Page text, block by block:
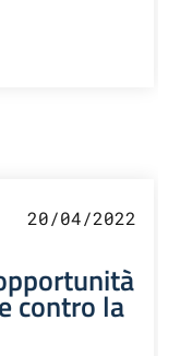
20/04/2022
contro la